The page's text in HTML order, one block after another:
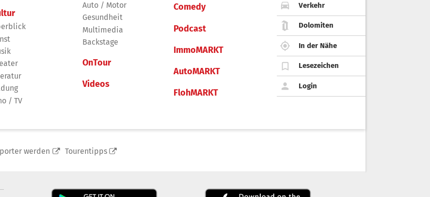
/ TV
Auto / Motor
Gesundheit
Multimedia
Backstage
OnTour
Videos
Comedy
Podcast
ImmoMARKT
AutoMARKT
FlohMARKT
Verkehr
Dolomiten
In der Nähe
Lesezeichen
Login
werden Tourentipps